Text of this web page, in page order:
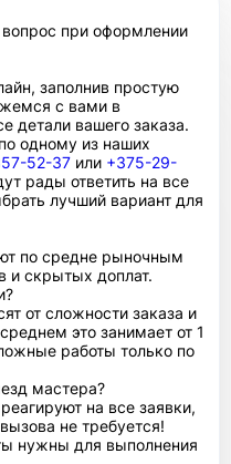
при оформлении
заполнив простую
с вами в
детали вашего заказа.
одному из наших
52-37 или +375-29-
рады ответить на все
лучший вариант для
по средне рыночным
и скрытых доплат.
от сложности заказа и
это занимает от 1
работы только по
мастера?
на все заявки,
не требуется!
нужны для выполнения